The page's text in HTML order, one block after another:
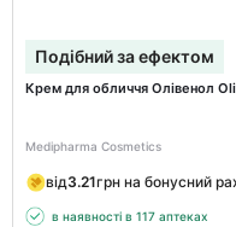
Подібний за ефектом
Крем для обличчя Олівенол
Medipharma Cosmetics
від3.21грн на бонусний
в наявності в 117 аптеках